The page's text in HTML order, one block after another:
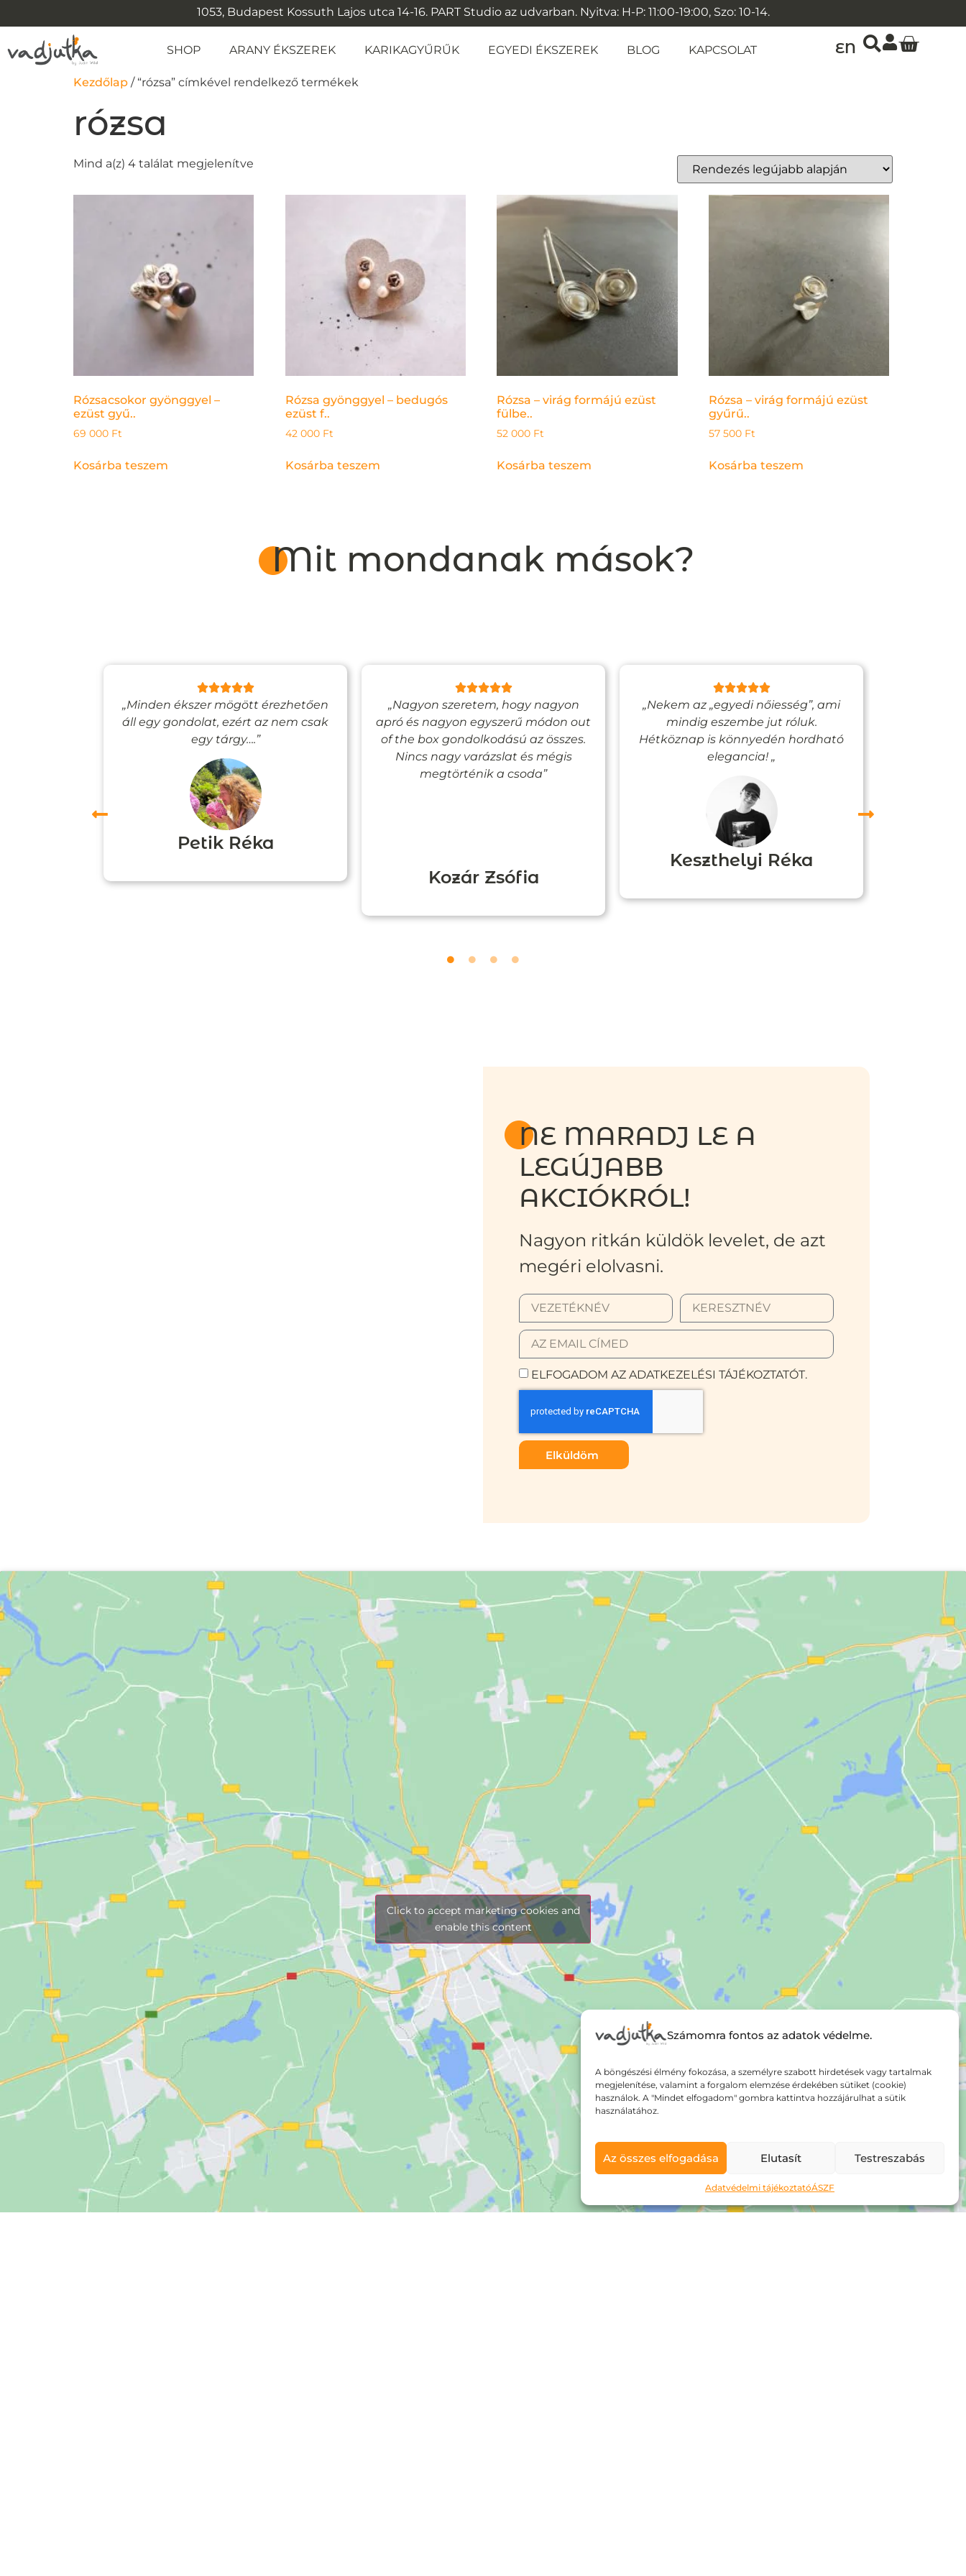
Számomra fontos az adatok védelme.
A böngészési élmény fokozása, a személyre szabott hirdetések vagy tartalmak
megjelenítése, valamint a forgalom elemzése érdekében sütiket (cookie)
használok. A "Mindet elfogadom" gombra kattintva hozzájárulhat a sütik
használatához.
Az összes elfogadása Elutasít Testreszabás
Adatvédelmi tájékoztatóÁSZF
1053, Budapest Kossuth Lajos utca 14-16. PART Studio az udvarban. Nyitva: H-P: 11:00-19:00, Szo: 10-14.
SHOP ARANY ÉKSZEREK KARIKAGYŰRŰK EGYEDI ÉKSZEREK BLOG KAPCSOLAT EN
Kezdőlap / “rózsa” címkével rendelkező termékek
rózsa
Mind a(z) 4 találat megjelenítve
Rózsacsokor gyönggyel –
ezüst gyű..
69 000 Ft
Kosárba teszem
Rózsa gyönggyel – bedugós
ezüst f..
42 000 Ft
Kosárba teszem
Rózsa – virág formájú ezüst
fülbe..
52 000 Ft
Kosárba teszem
Rózsa – virág formájú ezüst
gyűrű..
57 500 Ft
Kosárba teszem
Mit mondanak mások?
„Minden ékszer mögött érezhetően
áll egy gondolat, ezért az nem csak
egy tárgy….”
Petik Réka
„Nagyon szeretem, hogy nagyon
apró és nagyon egyszerű módon out
of the box gondolkodású az összes.
Nincs nagy varázslat és mégis
megtörténik a csoda”
Kozár Zsófia
„Nekem az „egyedi nőiesség”, ami
mindig eszembe jut róluk.
Hétköznap is könnyedén hordható
elegancia! „
Keszthelyi Réka
NE MARADJ LE A
LEGÚJABB
AKCIÓKRÓL!
Nagyon ritkán küldök levelet, de azt
megéri elolvasni.
ELFOGADOM AZ ADATKEZELÉSI TÁJÉKOZTATÓT.
Elküldöm
Click to accept marketing cookies and
enable this content